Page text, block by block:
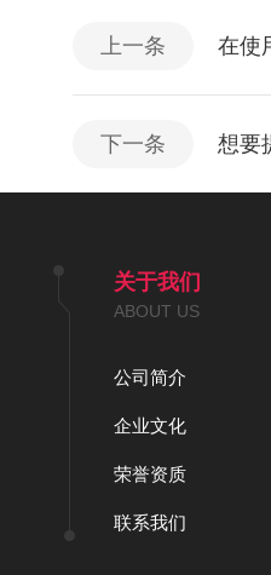
上一条 在使
下一条 想要
关于我们
ABOUT US
公司简介
企业文化
荣誉资质
联系我们